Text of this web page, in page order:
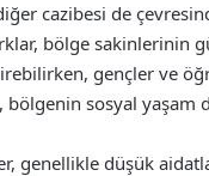
cazibesi de
bölge sakinlerinin
gençler ve
sosyal yaşam
genellikle düşük